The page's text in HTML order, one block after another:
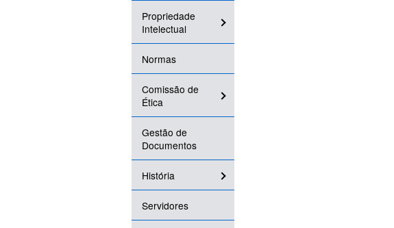
Propriedade
Intelectual
Normas
Comissão de
Ética
Gestão de
Documentos
História
Servidores